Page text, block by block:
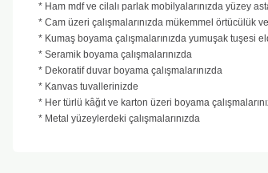
* Ham mdf ve cilalı parlak mobilyalarınızda yüzey
* Cam üzeri çalışmalarınızda mükemmel örtücülük
* Kumaş boyama çalışmalarınızda yumuşak tuşesi
* Seramik boyama çalışmalarınızda
* Dekoratif duvar boyama çalışmalarınızda
* Kanvas tuvallerinizde
* Her türlü kâğıt ve karton üzeri boyama
* Metal yüzeylerdeki çalışmalarınızda